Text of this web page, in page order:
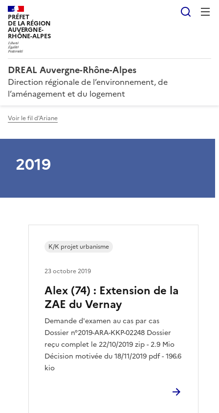
PRÉFET
DE LA RÉGION
AUVERGNE-
RHÔNE-ALPES
DREAL Auvergne-Rhône-Alpes
Direction régionale de l’environnement, de
l’aménagement et du logement
Voir le fil d'Ariane
2019
Alex (74) : Extension de la
ZAE du Vernay
Demande d'examen au cas par cas
Dossier n°2019-ARA-KKP-02248 Dossier
reçu complet le 22/10/2019 zip - 2.9 Mio
Décision motivée du 18/11/2019 pdf - 196.6
kio
K/K projet urbanisme
23 octobre 2019